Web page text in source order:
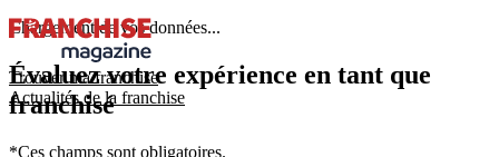
Trouver ma franchise
Actualités de la franchise
Chargement de vos données...
Évaluez votre expérience en tant que
franchisé
*Ces champs sont obligatoires.